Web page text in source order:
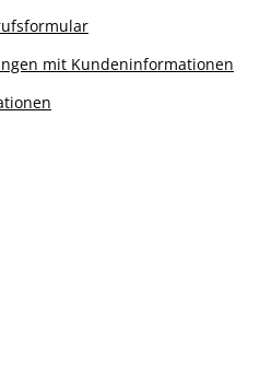
mit Kundeninformationen